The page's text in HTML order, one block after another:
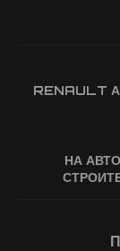
RENAULT
НА